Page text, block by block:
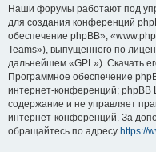
Наши форумы работают под
для создания конференций
обеспечение phpBB»,
Teams»), выпущенного по
дальнейшем «GPL»). Скачать
Программное обеспечение
интернет-конференций; phpBB
содержание и не управляет
интернет-конференций. За
обращайтесь по адресу https://